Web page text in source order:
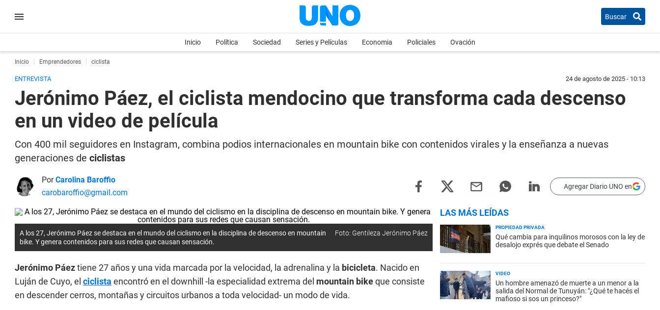
Buscar
Inicio Política Sociedad Series y Películas Economia Policiales Ovación
Inicio Emprendedores ciclista
ENTREVISTA 24 de agosto de 2025 - 10:13
Jerónimo Páez, el ciclista mendocino que transforma cada descenso
en un video de película
Con 400 mil seguidores en Instagram, combina podios internacionales en mountain bike con contenidos virales y la enseñanza a nuevas
generaciones de ciclistas
PorCarolina Baroffio
carobaroffio@gmail.com
Agregar Diario UNO en
A los 27, Jerónimo Páez se destaca en el mundo del ciclismo en la disciplina de descenso en mountain
bike. Y genera contenidos para sus redes que causan sensación.
Foto: Gentileza Jerónimo Páez
Jerónimo Páeztiene 27 años y una vida marcada por la velocidad, la adrenalina y la bicicleta. Nacido en
Luján de Cuyo, el ciclista encontró en el downhill -la especialidad extrema del mountain bikeque consiste
en descender cerros, montañas y circuitos urbanos a toda velocidad- un modo de vida.
LAS MÁS LEÍDAS
PROPIEDAD PRIVADA
Qué cambia para inquilinos morosos con la ley de
desalojo exprés que debate el Senado
VIDEO
Un hombre amenazó de muerte a un menor a la
salida del Normal de Tunuyán: "¿Qué te hacés el
mafioso si sos un princeso?"